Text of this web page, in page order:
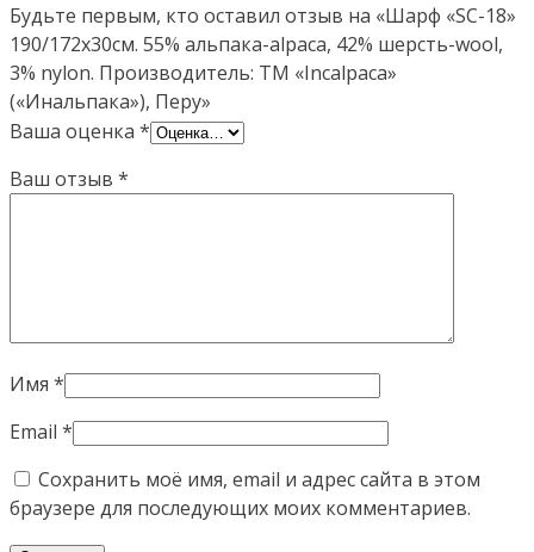
Будьте первым, кто оставил отзыв на «Шарф «SC-18»
190/172х30см. 55% альпака-alpaca, 42% шерсть-wool,
3% nylon. Производитель: ТМ «Incalpaca»
(«Инальпака»), Перу»
Ваша оценка *
Ваш отзыв *
Имя *
Email *
Сохранить моё имя, email и адрес сайта в этом
браузере для последующих моих комментариев.